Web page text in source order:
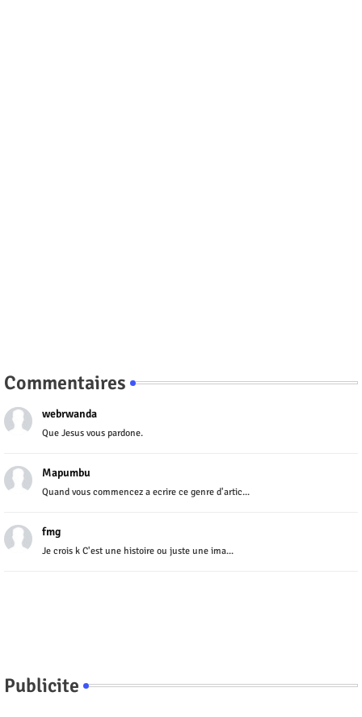
Commentaires
webrwanda
Que Jesus vous pardone.
Mapumbu
Quand vous commencez a ecrire ce genre d'artic...
fmg
Je crois k C'est une histoire ou juste une ima...
Publicite